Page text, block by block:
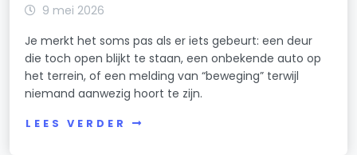
9 mei 2026
Je merkt het soms pas als er iets gebeurt: een deur
die toch open blijkt te staan, een onbekende auto op
het terrein, of een melding van “beweging” terwijl
niemand aanwezig hoort te zijn.
LEES VERDER